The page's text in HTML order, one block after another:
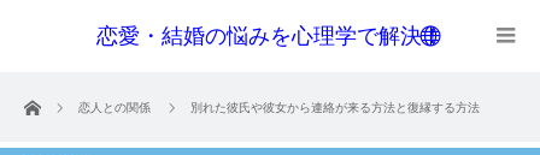
恋愛・結婚の悩みを心理学で解決！
ホーム 恋人との関係 別れた彼氏や彼女から連絡が来る方法と復縁する方法